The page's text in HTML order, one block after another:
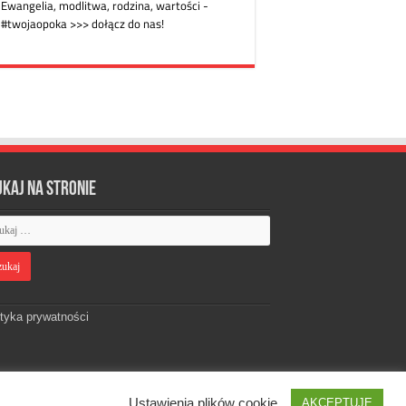
na stronie
prywatności
Ustawienia plików cookie AKCEPTUJĘ